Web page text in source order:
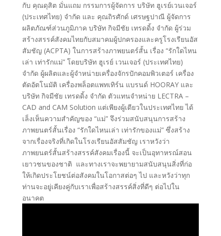
กับ คุณดุสิต มั่นแถม กรรมการผู้จัดการ บริษัท ฮูเรย์เวนเจอร์
(ประเทศไทย) จำกัด และ คุณถิรศักด์ เศรษฐปาณี ผู้จัดการ
ผลิตภัณฑ์ส่วนภูมิภาค บริษัท กิจมีชัย เทรดดิ้ง จำกัด ผู้ร่วม
สร้างสรรค์สังคมไทยกับสมาคมผู้ปกครอง​และ​ครู​โรงเรียน​อัส
สัมชัญ​ (ACPTA) ในการสร้างภาพยนตร์สั้น เรื่อง “รักใดไหน
เล่า เท่ารักแม่” โดยบริษัท ฮูเรย์ เวนเจอร์ (ประเทศไทย)
จำกัด ผู้ผลิตและผู้จำหน่ายเครื่องจักรปักคอมพิวเตอร์ เครื่อง
ตัดอัตโนมัติ เครื่องพล็อตแพทเทิร์น แบรนด์ HOORAY และ
บริษัท กิจมีชัย เทรดดิ้ง จำกัด ตัวแทนจำหน่าย LECTRA –
CAD and CAM Solution แต่เพียงผู้เดียวในประเทศไทย ได้
เล็งเห็นความสำคัญของ “แม่” จึงร่วมสนับสนุนการสร้าง
ภาพยนตร์สั้นเรื่อง “รักใดไหนเล่า เท่ารักของแม่” ซึ่งสร้าง
จากเรื่องจริงที่เกิดในโรงเรียนอัสสัมชัญ เราหวังว่า
ภาพยนตร์สั้นสร้างสรรค์สังคมเรื่องนี้ จะเป็นอุทาหรณ์สอน
เยาวชนของชาติ และทางเราจะพยายามสนับสนุนสิ่งที่ก่อ
ให้เกิดประโยชน์ต่อสังคมในโอกาสต่อๆ ไป และหวังว่าทุก
ท่านจะอยู่เคียงคู่กับเราเพื่อสร้างสรรค์สิ่งที่ดีๆ ต่อไปใน
อนาคต